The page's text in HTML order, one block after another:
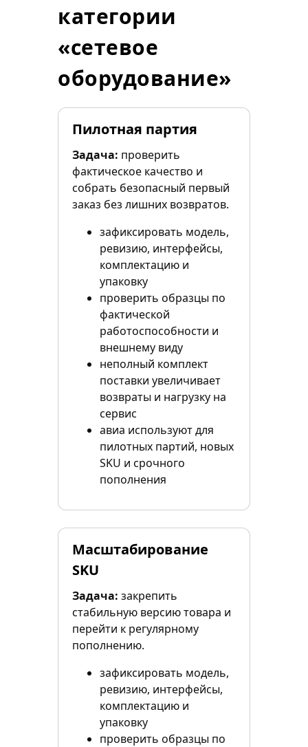
категории
«сетевое
оборудование»
Пилотная партия
Задача: проверить
фактическое качество и
собрать безопасный первый
заказ без лишних возвратов.
зафиксировать модель,
ревизию, интерфейсы,
комплектацию и
упаковку
проверить образцы по
фактической
работоспособности и
внешнему виду
неполный комплект
поставки увеличивает
возвраты и нагрузку на
сервис
авиа используют для
пилотных партий, новых
SKU и срочного
пополнения
Масштабирование
SKU
Задача: закрепить
стабильную версию товара и
перейти к регулярному
пополнению.
зафиксировать модель,
ревизию, интерфейсы,
комплектацию и
упаковку
проверить образцы по